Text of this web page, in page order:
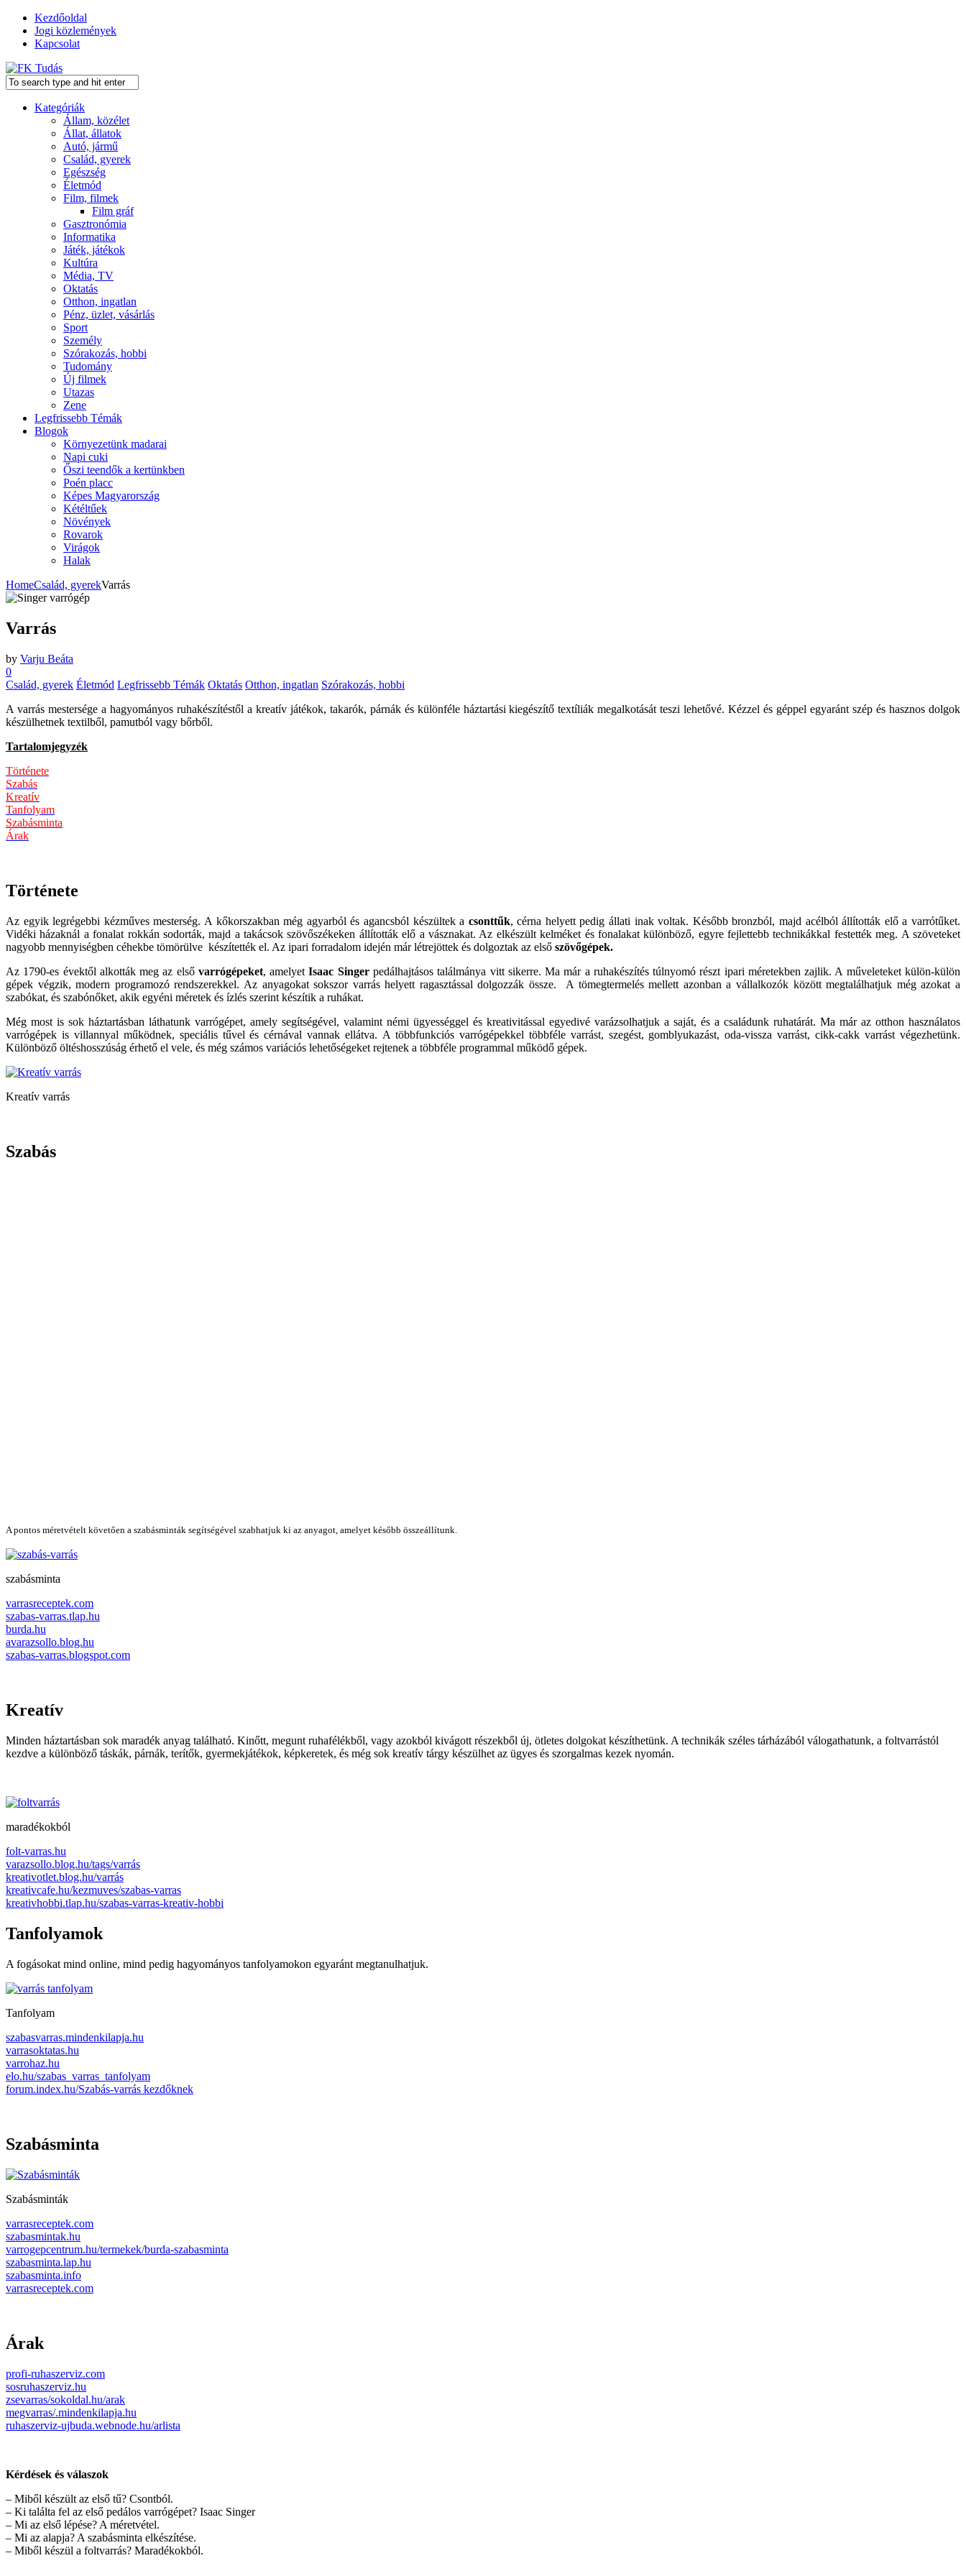
Kezdőoldal
Jogi közlemények
Kapcsolat
Kategóriák
Állam, közélet
Állat, állatok
Autó, jármű
Család, gyerek
Egészség
Életmód
Film, filmek
Film gráf
Gasztronómia
Informatika
Játék, játékok
Kultúra
Média, TV
Oktatás
Otthon, ingatlan
Pénz, üzlet, vásárlás
Sport
Személy
Szórakozás, hobbi
Tudomány
Új filmek
Utazas
Zene
Legfrissebb Témák
Blogok
Környezetünk madarai
Napi cuki
Őszi teendők a kertünkben
Poén placc
Képes Magyarország
Kétéltűek
Növények
Rovarok
Virágok
Halak
HomeCsalád, gyerekVarrás
Varrás
by Varju Beáta
0
Család, gyerek Életmód Legfrissebb Témák Oktatás Otthon, ingatlan Szórakozás, hobbi
A varrás mestersége a hagyományos ruhakészítéstől a kreatív játékok, takarók, párnák és különféle háztartási kiegészítő textíliák megalkotását teszi lehetővé. Kézzel és géppel egyaránt szép és hasznos dolgok
készülhetnek textilből, pamutból vagy bőrből.
Tartalomjegyzék
Története
Szabás
Kreatív
Tanfolyam
Szabásminta
Árak
Története
Az egyik legrégebbi kézműves mesterség. A kőkorszakban még agyarból és agancsból készültek a csonttűk, cérna helyett pedig állati inak voltak. Később bronzból, majd acélból állították elő a varrótűket.
Vidéki házaknál a fonalat rokkán sodorták, majd a takácsok szövőszékeken állították elő a vásznakat. Az elkészült kelméket és fonalakat különböző, egyre fejlettebb technikákkal festették meg. A szöveteket
nagyobb mennyiségben céhekbe tömörülve készítették el. Az ipari forradalom idején már létrejöttek és dolgoztak az első szövőgépek.
Az 1790-es évektől alkották meg az első varrógépeket, amelyetIsaac Singerpedálhajtásos találmánya vitt sikerre. Ma már a ruhakészítés túlnyomó részt ipari méretekben zajlik. A műveleteket külön-külön
gépek végzik, modern programozó rendszerekkel. Az anyagokat sokszor varrás helyett ragasztással dolgozzák össze. A tömegtermelés mellett azonban a vállalkozók között megtalálhatjuk még azokat a
szabókat, és szabónőket, akik egyéni méretek és ízlés szerint készítik a ruhákat.
Még most is sok háztartásban láthatunk varrógépet, amely segítségével, valamint némi ügyességgel és kreativitással egyedivé varázsolhatjuk a saját, és a családunk ruhatárát. Ma már az otthon használatos
varrógépek is villannyal működnek, speciális tűvel és cérnával vannak ellátva. A többfunkciós varrógépekkel többféle varrást, szegést, gomblyukazást, oda-vissza varrást, cikk-cakk varrást végezhetünk.
Különböző öltéshosszúság érhető el vele, és még számos variációs lehetőségeket rejtenek a többféle programmal működő gépek.
Kreatív varrás
Szabás
A pontos méretvételt követően a szabásminták segítségével szabhatjuk ki az anyagot, amelyet később összeállítunk.
szabásminta
varrasreceptek.com
szabas-varras.tlap.hu
burda.hu
avarazsollo.blog.hu
szabas-varras.blogspot.com
Kreatív
Minden háztartásban sok maradék anyag található. Kinőtt, megunt ruhafélékből, vagy azokból kivágott részekből új, ötletes dolgokat készíthetünk. A technikák széles tárházából válogathatunk, a foltvarrástól
kezdve a különböző táskák, párnák, terítők, gyermekjátékok, képkeretek, és még sok kreatív tárgy készülhet az ügyes és szorgalmas kezek nyomán.
maradékokból
folt-varras.hu
varazsollo.blog.hu/tags/varrás
kreativotlet.blog.hu/varrás
kreativcafe.hu/kezmuves/szabas-varras
kreativhobbi.tlap.hu/szabas-varras-kreativ-hobbi
Tanfolyamok
A fogásokat mind online, mind pedig hagyományos tanfolyamokon egyaránt megtanulhatjuk.
Tanfolyam
szabasvarras.mindenkilapja.hu
varrasoktatas.hu
varrohaz.hu
elo.hu/szabas_varras_tanfolyam
forum.index.hu/Szabás-varrás kezdőknek
Szabásminta
Szabásminták
varrasreceptek.com
szabasmintak.hu
varrogepcentrum.hu/termekek/burda-szabasminta
szabasminta.lap.hu
szabasminta.info
varrasreceptek.com
Árak
profi-ruhaszerviz.com
sosruhaszerviz.hu
zsevarras/sokoldal.hu/arak
megvarras/.mindenkilapja.hu
ruhaszerviz-ujbuda.webnode.hu/arlista
Kérdések és válaszok
– Miből készült az első tű? Csontból.
– Ki találta fel az első pedálos varrógépet? Isaac Singer
– Mi az első lépése? A méretvétel.
– Mi az alapja? A szabásminta elkészítése.
– Miből készül a foltvarrás? Maradékokból.